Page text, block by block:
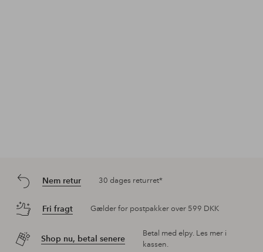
Nem retur 30 dages returret*
Fri fragt Gælder for postpakker over 599 DKK
Shop nu, betal senere
Betal med elpy. Les mer i
kassen.